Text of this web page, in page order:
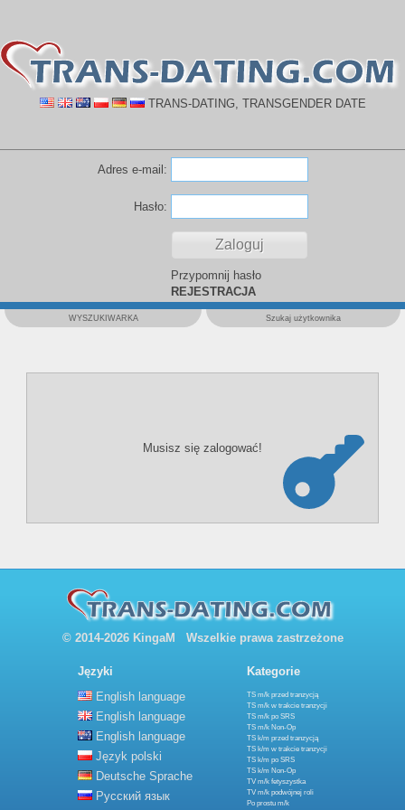
TRANS-DATING, TRANSGENDER DATE
Adres e-mail:
Hasło:
Przypomnij hasło
REJESTRACJA
WYSZUKIWARKA Szukaj użytkownika
Musisz się zalogować!
© 2014-2026 KingaM Wszelkie prawa zastrzeżone
Języki
English language
English language
English language
Język polski
Deutsche Sprache
Русский язык
Kategorie
TS m/k przed tranzycją
TS m/k w trakcie tranzycji
TS m/k po SRS
TS m/k Non-Op
TS k/m przed tranzycją
TS k/m w trakcie tranzycji
TS k/m po SRS
TS k/m Non-Op
TV m/k fetyszystka
TV m/k podwójnej roli
Po prostu m/k